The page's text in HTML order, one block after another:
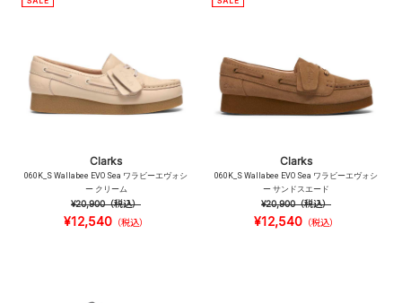
Clarks
060K_S Wallabee EVO Sea ワラビーエヴォシ
ー クリーム
¥20,900（税込）
¥12,540 （税込）
Clarks
060K_S Wallabee EVO Sea ワラビーエヴォシ
ー サンドスエード
¥20,900（税込）
¥12,540 （税込）